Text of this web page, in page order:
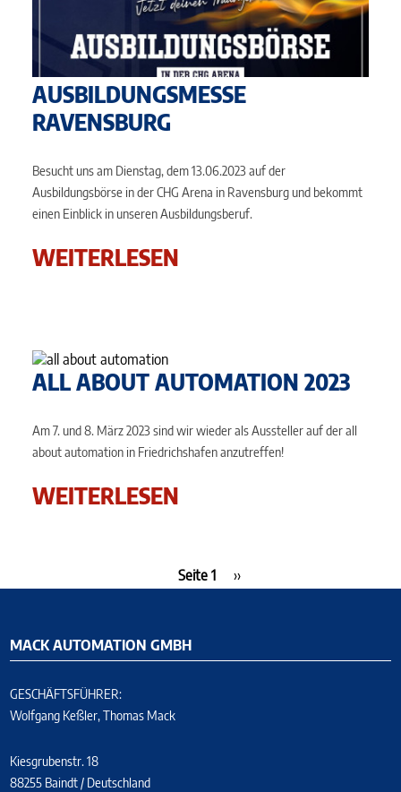
AUSBILDUNGSMESSE
RAVENSBURG
Besucht uns am Dienstag, dem 13.06.2023 auf der
Ausbildungsbörse in der CHG Arena in Ravensburg und bekommt
einen Einblick in unseren Ausbildungsberuf.
WEITERLESEN
ALL ABOUT AUTOMATION 2023
Am 7. und 8. März 2023 sind wir wieder als Aussteller auf der all
about automation in Friedrichshafen anzutreffen!
WEITERLESEN
Seite 1
Nächste
Seite
››
MACK AUTOMATION GMBH
GESCHÄFTSFÜHRER:
Wolfgang Keßler, Thomas Mack
Kiesgrubenstr. 18
88255 Baindt / Deutschland